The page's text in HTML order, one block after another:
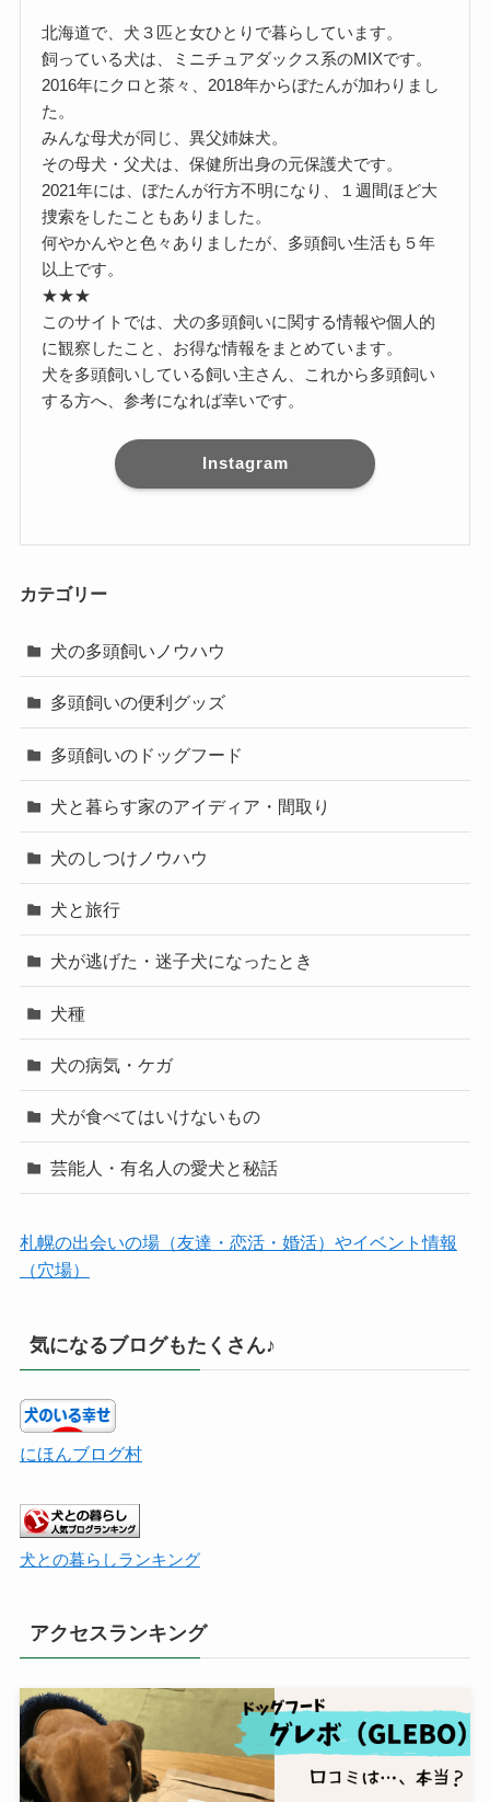
北海道で、犬３匹と女ひとりで暮らしています。
飼っている犬は、ミニチュアダックス系のMIXです。
2016年にクロと茶々、2018年からぼたんが加わりまし
た。
みんな母犬が同じ、異父姉妹犬。
その母犬・父犬は、保健所出身の元保護犬です。
2021年には、ぼたんが行方不明になり、１週間ほど大
捜索をしたこともありました。
何やかんやと色々ありましたが、多頭飼い生活も５年
以上です。
★★★
このサイトでは、犬の多頭飼いに関する情報や個人的
に観察したこと、お得な情報をまとめています。
犬を多頭飼いしている飼い主さん、これから多頭飼い
する方へ、参考になれば幸いです。
Instagram
カテゴリー
犬の多頭飼いノウハウ
多頭飼いの便利グッズ
多頭飼いのドッグフード
犬と暮らす家のアイディア・間取り
犬のしつけノウハウ
犬と旅行
犬が逃げた・迷子犬になったとき
犬種
犬の病気・ケガ
犬が食べてはいけないもの
芸能人・有名人の愛犬と秘話
札幌の出会いの場（友達・恋活・婚活）やイベント情報
（穴場）
気になるブログもたくさん♪
にほんブログ村
犬との暮らしランキング
アクセスランキング